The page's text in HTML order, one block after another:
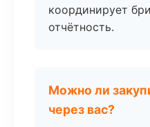
координирует
отчётность.
Можно ли
через вас?